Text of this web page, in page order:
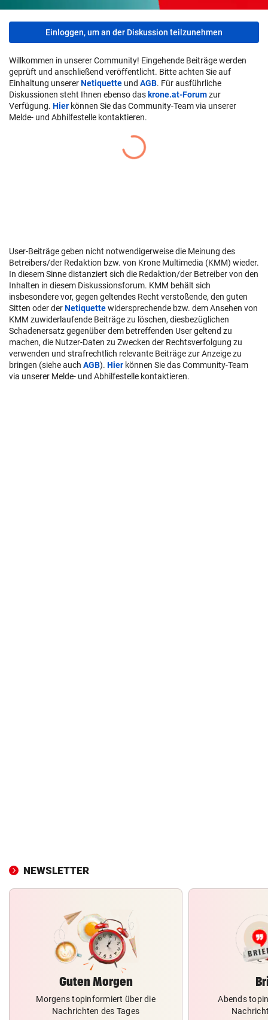
Einloggen, um an der Diskussion teilzunehmen
Willkommen in unserer Community! Eingehende Beiträge werden
geprüft und anschließend veröffentlicht. Bitte achten Sie auf
Einhaltung unsererNetiquette und AGB. Für ausführliche
Diskussionen steht Ihnen ebenso das krone.at-Forumzur
Verfügung. Hier können Sie das Community-Team via unserer
Melde- und Abhilfestelle kontaktieren.
User-Beiträge geben nicht notwendigerweise die Meinung des
Betreibers/der Redaktion bzw. von Krone Multimedia (KMM) wieder.
In diesem Sinne distanziert sich die Redaktion/der Betreiber von den
Inhalten in diesem Diskussionsforum. KMM behält sich
insbesondere vor, gegen geltendes Recht verstoßende, den guten
Sitten oder derNetiquettewidersprechende bzw. dem Ansehen von
KMM zuwiderlaufende Beiträge zu löschen, diesbezüglichen
Schadenersatz gegenüber dem betreffenden User geltend zu
machen, die Nutzer-Daten zu Zwecken der Rechtsverfolgung zu
verwenden und strafrechtlich relevante Beiträge zur Anzeige zu
bringen (siehe auch AGB). Hier können Sie das Community-Team
via unserer Melde- und Abhilfestelle kontaktieren.
NEWSLETTER
Guten Morgen
Morgens topinformiert über die
Nachrichten des Tages
Abends